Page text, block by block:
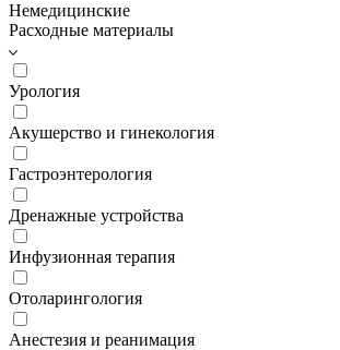
Немедицинские
Расходные материалы
Урология
Акушерство и гинекология
Гастроэнтерология
Дренажные устройства
Инфузионная терапия
Отоларингология
Анестезия и реанимация